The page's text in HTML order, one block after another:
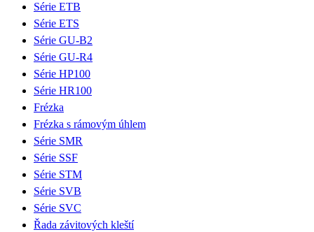
Série ETB
Série ETS
Série GU-B2
Série GU-R4
Série HP100
Série HR100
Frézka
Frézka s rámovým úhlem
Série SMR
Série SSF
Série STM
Série SVB
Série SVC
Řada závitových kleští